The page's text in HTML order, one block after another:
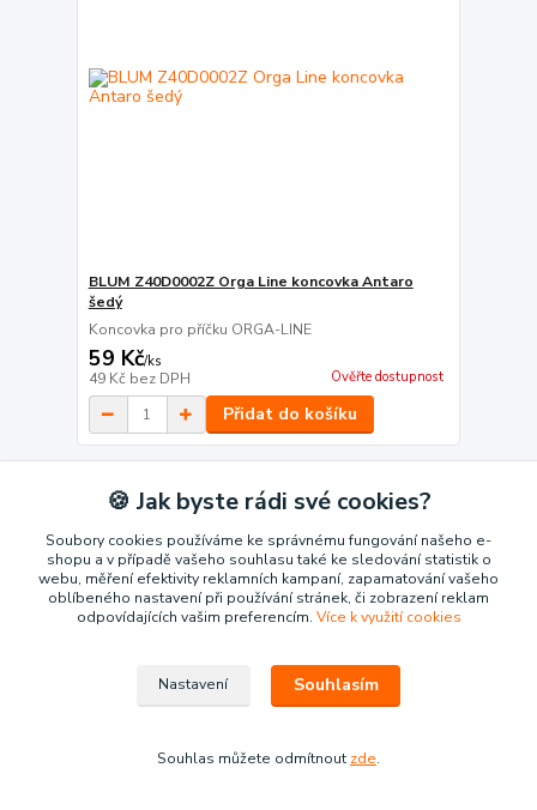
BLUM Z40D0002Z Orga Line koncovka Antaro
šedý
Koncovka pro příčku ORGA-LINE
59 Kč/ks
49 Kč bez DPH Ověřte dostupnost
Přidat do košíku
🍪 Jak byste rádi své cookies?
Soubory cookies používáme ke správnému fungování našeho e-
shopu a v případě vašeho souhlasu také ke sledování statistik o
webu, měření efektivity reklamních kampaní, zapamatování vašeho
oblíbeného nastavení při používání stránek, či zobrazení reklam
odpovídajících vašim preferencím. Více k využití cookies
Nastavení Souhlasím
Souhlas můžete odmítnout zde.